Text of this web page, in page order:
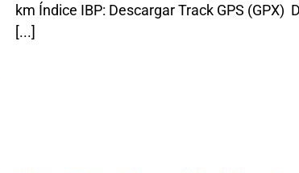
km Índice IBP: Descargar Track GPS
[...]